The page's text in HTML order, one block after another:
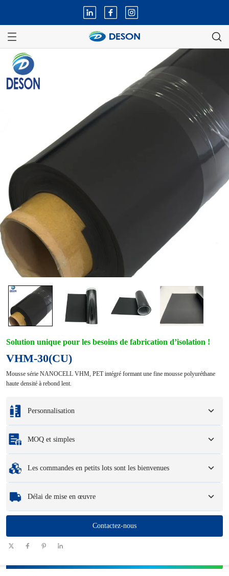
Solution unique pour les besoins de fabrication d’isolation !
VHM-30(CU)
Mousse série NANOCELL VHM, PET intégré formant une fine mousse polyuréthane
haute densité à rebond lent.
Personnalisation
Les options de personnalisation complètes incluent les couleurs, les tailles, les
MOQ et simples
Échantillons: Les échantillons disponibles et personnalisés peuvent entraîner
Les commandes en petits lots sont les bienvenues
pouvons vous aider à obtenir les produits dont vous avez besoin rapidement et
Délai de mise en œuvre
101 - 1000 1001 - 10000
Contactez-nous